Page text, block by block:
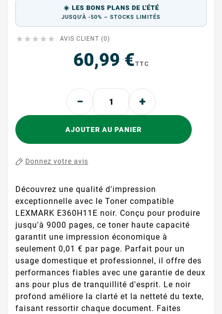
☀️ LES BONS PLANS DE L'ÉTÉ
JUSQU'À -50% – STOCKS LIMITÉS
     AVIS CLIENT (0)
60,99 €TTC
AJOUTER AU PANIER
Donnez votre avis
Découvrez une qualité d'impression
exceptionnelle avec le Toner compatible
LEXMARK E360H11E noir. Conçu pour produire
jusqu'à 9000 pages, ce toner haute capacité
garantit une impression économique à
seulement 0,01 € par page. Parfait pour un
usage domestique et professionnel, il offre des
performances fiables avec une garantie de deux
ans pour plus de tranquillité d'esprit. Le noir
profond améliore la clarté et la netteté du texte,
faisant ressortir chaque document. Faites